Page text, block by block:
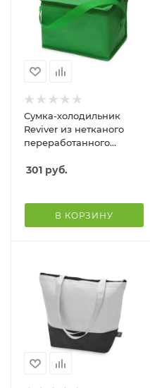
Сумка-холодильник
Reviver из нетканого
переработанного
зеленый
301 руб.
В КОРЗИНУ